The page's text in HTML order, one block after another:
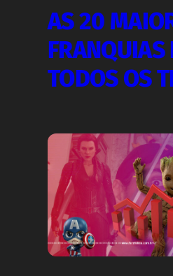
AS 20
FRANQUIAS
TODOS OS